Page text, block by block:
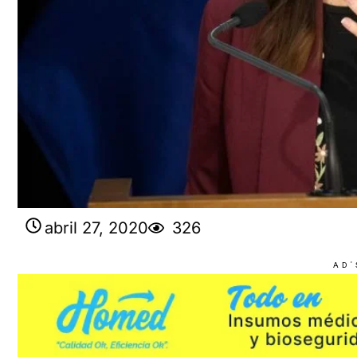
abril 27, 2020 326